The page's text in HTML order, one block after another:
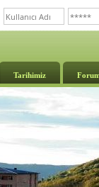
Tarihimiz